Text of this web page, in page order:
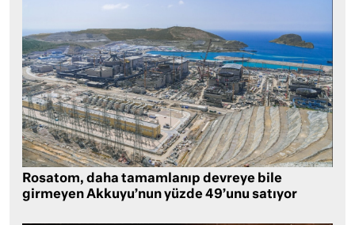
Rosatom, daha tamamlanıp devreye bile
girmeyen Akkuyu’nun yüzde 49’unu satıyor